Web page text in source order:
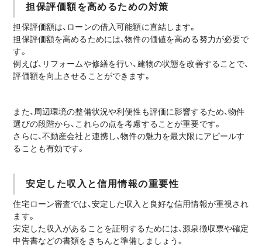
担保評価額を高めるための対策
担保評価額は、ローンの借入可能額に直結します。
担保評価額を高めるためには、物件の価値を高める努力が必要で
す。
例えば、リフォームや修繕を行い、建物の状態を改善することで、
評価額を向上させることができます。
また、周辺環境の整備状況や利便性も評価に影響するため、物件
選びの段階から、これらの点を考慮することが重要です。
さらに、不動産会社と連携し、物件の魅力を最大限にアピールす
ることも有効です。
安定した収入と信用情報の重要性
住宅ローン審査では、安定した収入と良好な信用情報が重視され
ます。
安定した収入があることを証明するためには、源泉徴収票や確定
申告書などの書類をきちんと準備しましょう。